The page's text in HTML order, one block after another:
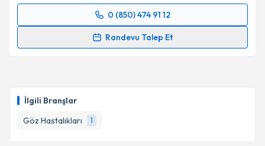
İlgili Branşlar
Göz Hastalıkları
1
0 (850) 474 91 12
Randevu Talep Et
Randevu Takvimi Talebi
bilgilendireceğiz.
E-posta Adresiniz